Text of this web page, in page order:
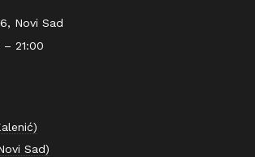
Novi Sad
21:00
Sad)